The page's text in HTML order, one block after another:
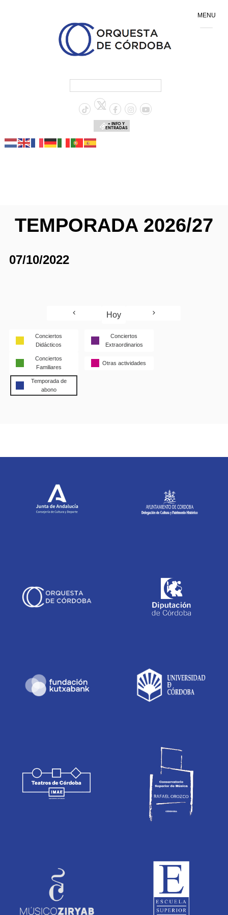
+ INFO Y
ENTRADAS
TEMPORADA 2026/27
07/10/2022
Hoy
Conciertos
Didácticos
Conciertos
Extraordinarios
Conciertos
Familiares
Otras actividades
Temporada de
abono
MENU